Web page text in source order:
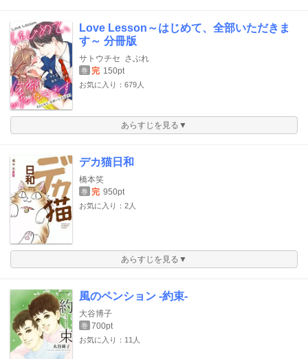
Love Lesson～はじめて、全部いただきま
す～ 分冊版
サトウチセ さぶれ
巻 完 150pt
お気に入り：679人
あらすじを見る▼
デカ猫日和
橋本笑
巻 完 950pt
お気に入り：2人
あらすじを見る▼
風のペンション -約束-
大谷博子
巻 700pt
お気に入り：11人